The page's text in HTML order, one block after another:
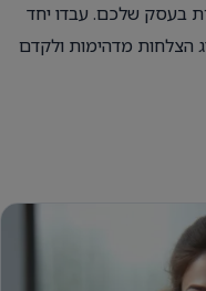
בעסק שלכם. עבדו יחד
הצלחות מדהימות ולקדם